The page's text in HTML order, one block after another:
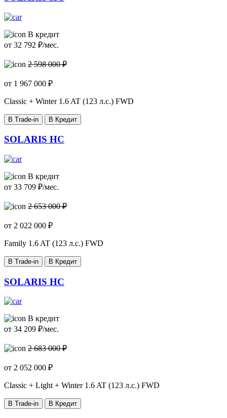
В кредит
от 32 792 ₽/мес.
2 598 000 ₽
от 1 967 000 ₽
Classic + Winter 1.6 AT (123 л.с.) FWD
В Trade-in В Кредит
SOLARIS HC
В кредит
от 33 709 ₽/мес.
2 653 000 ₽
от 2 022 000 ₽
Family 1.6 AT (123 л.с.) FWD
В Trade-in В Кредит
SOLARIS HC
В кредит
от 34 209 ₽/мес.
2 683 000 ₽
от 2 052 000 ₽
Classic + Light + Winter 1.6 AT (123 л.с.) FWD
В Trade-in В Кредит